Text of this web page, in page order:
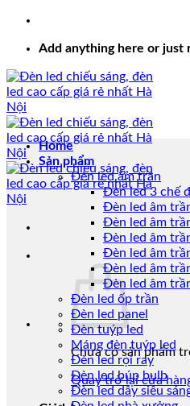
Add anything here or just
Chưa có sản phẩm
Quay trở lại cửa
Home
Sản phẩm
Đèn led âm trần
Đèn led 3 chế
Đèn led âm
Đèn led âm
Đèn led âm
Đèn led âm
Đèn led âm
Đèn led âm
Đèn led ốp trần
Đèn led panel
Đèn tuýp led
Máng đèn tuýp led
Đèn led rọi ray
Đèn led búp bulb
Đèn led dây siêu